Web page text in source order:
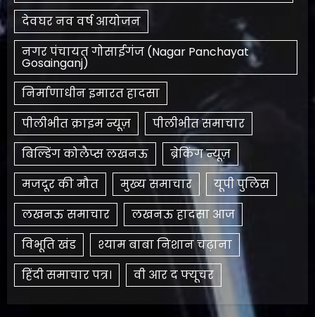
देवघर नव वर्ष आयोजन
नगर पंचायत गोसाईगंज (Nagar Panchayat
Gosainganj)
निर्माणाधीन इमारत हादसा
पीलीभीत क्राइम न्यूज़
पीलीभीत समाचार
बिल्डिंग कोलैप्स लखनऊ
ब्रेकिंग न्यूज़
मजदूर की मौत
मुख्य समाचार
यूपी पुलिस
लखनऊ समाचार
लखनऊ हादसा आज
विभूति खंड
श्याम बाबा निशान चढ़ाना
हिंदी समाचार पत्र।
​वी आर द फ्यूचर